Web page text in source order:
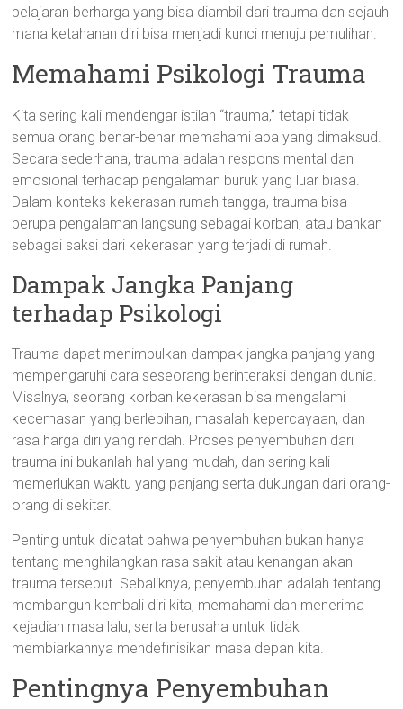
pelajaran berharga yang bisa diambil dari trauma dan sejauh
mana ketahanan diri bisa menjadi kunci menuju pemulihan.
Memahami Psikologi Trauma
Kita sering kali mendengar istilah “trauma,” tetapi tidak
semua orang benar-benar memahami apa yang dimaksud.
Secara sederhana, trauma adalah respons mental dan
emosional terhadap pengalaman buruk yang luar biasa.
Dalam konteks kekerasan rumah tangga, trauma bisa
berupa pengalaman langsung sebagai korban, atau bahkan
sebagai saksi dari kekerasan yang terjadi di rumah.
Dampak Jangka Panjang
terhadap Psikologi
Trauma dapat menimbulkan dampak jangka panjang yang
mempengaruhi cara seseorang berinteraksi dengan dunia.
Misalnya, seorang korban kekerasan bisa mengalami
kecemasan yang berlebihan, masalah kepercayaan, dan
rasa harga diri yang rendah. Proses penyembuhan dari
trauma ini bukanlah hal yang mudah, dan sering kali
memerlukan waktu yang panjang serta dukungan dari orang-
orang di sekitar.
Penting untuk dicatat bahwa penyembuhan bukan hanya
tentang menghilangkan rasa sakit atau kenangan akan
trauma tersebut. Sebaliknya, penyembuhan adalah tentang
membangun kembali diri kita, memahami dan menerima
kejadian masa lalu, serta berusaha untuk tidak
membiarkannya mendefinisikan masa depan kita.
Pentingnya Penyembuhan